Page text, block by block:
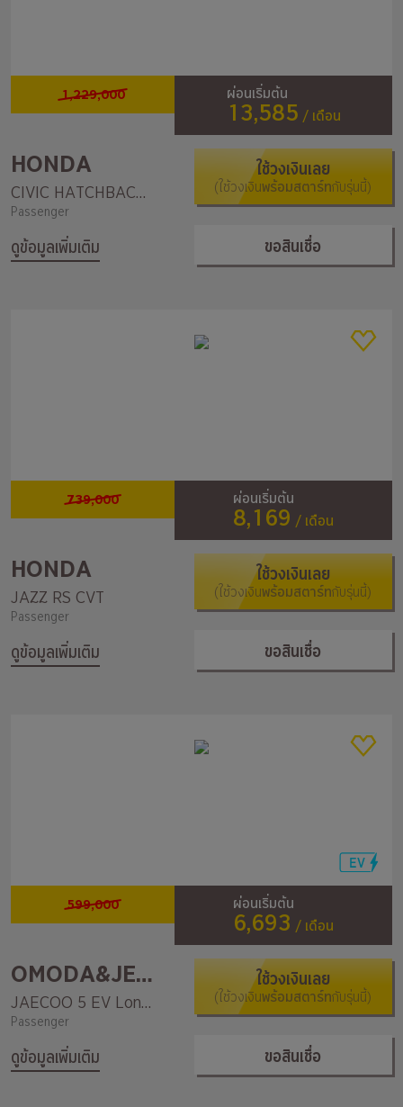
1,229,000 ผ่อนเริ่มต้น
13,585 / เดือน
HONDA
CIVIC HATCHBACK TURBO RS
Passenger
ดูข้อมูลเพิ่มเติม
ใช้วงเงินเลย
(ใช้วงเงินพร้อมสตาร์ทกับรุ่นนี้)
ขอสินเชื่อ
739,000 ผ่อนเริ่มต้น
8,169 / เดือน
HONDA
JAZZ RS CVT
Passenger
ดูข้อมูลเพิ่มเติม
ใช้วงเงินเลย
(ใช้วงเงินพร้อมสตาร์ทกับรุ่นนี้)
ขอสินเชื่อ
599,000 ผ่อนเริ่มต้น
6,693 / เดือน
OMODA&JEACOO
JAECOO 5 EV Long Range Max
Passenger
ดูข้อมูลเพิ่มเติม
ใช้วงเงินเลย
(ใช้วงเงินพร้อมสตาร์ทกับรุ่นนี้)
ขอสินเชื่อ